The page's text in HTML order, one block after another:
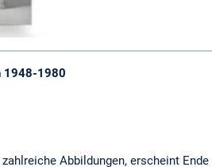
1948-1980
Abbildungen, erscheint